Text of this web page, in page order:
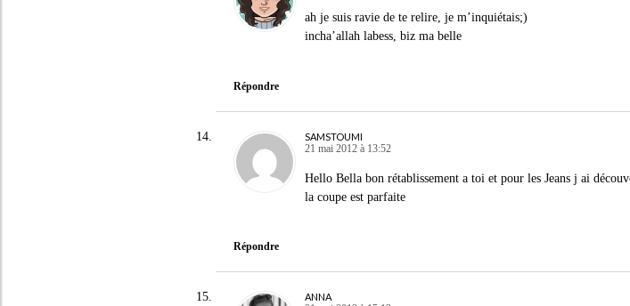
ah je suis ravie de te relire, je m’inquiétais;)
incha’allah labess, biz ma belle
Répondre
SAMSTOUMI
21 mai 2012 à 13:52
Hello Bella bon rétablissement a toi et pour les Jeans j ai
la coupe est parfaite
Répondre
ANNA